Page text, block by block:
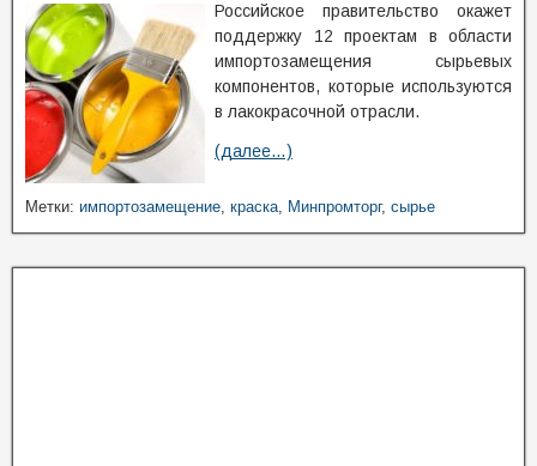
Российское правительство окажет
поддержку 12 проектам в области
импортозамещения сырьевых
компонентов, которые используются
в лакокрасочной отрасли.
(далее…)
Метки: импортозамещение, краска, Минпромторг, сырье